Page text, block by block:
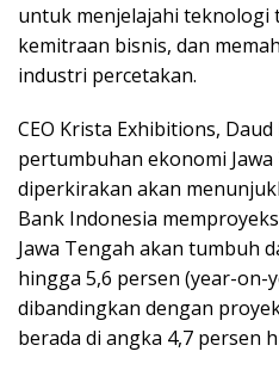
untuk menjelajahi teknologi
kemitraan bisnis, dan
industri percetakan.
CEO Krista Exhibitions,
pertumbuhan ekonomi
diperkirakan akan
Bank Indonesia
Jawa Tengah akan tumbuh
hingga 5,6 persen (year-on-
dibandingkan dengan
berada di angka 4,7 persen